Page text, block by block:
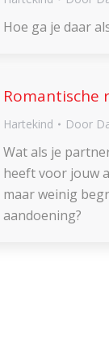
Hoe ga je daar
Romantische
Hartekind Door
Wat als je
heeft voor jouw
maar weinig
aandoening?